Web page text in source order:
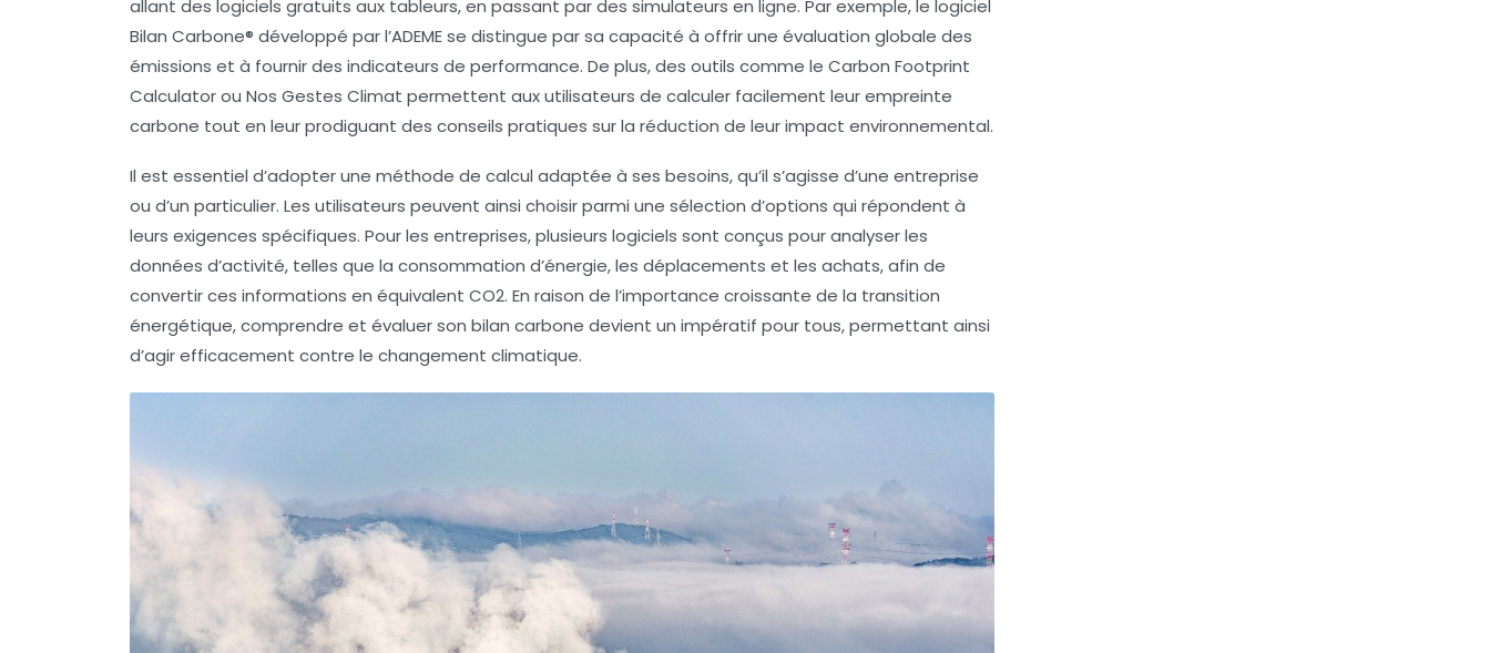
allant des logiciels gratuits aux tableurs, en passant par des simulateurs en ligne. Par exemple, le logiciel
Bilan Carbone® développé par l’ADEME se distingue par sa capacité à offrir une évaluation globale des
émissions et à fournir des indicateurs de performance. De plus, des outils comme le Carbon Footprint
Calculatorou Nos Gestes Climat permettent aux utilisateurs de calculer facilement leur empreinte
carbone tout en leur prodiguant des conseils pratiques sur la réduction de leur impact environnemental.
Il est essentiel d’adopter une méthode de calcul adaptée à ses besoins, qu’il s’agisse d’une entreprise
ou d’un particulier. Les utilisateurs peuvent ainsi choisir parmi une sélection d’options qui répondent à
leurs exigences spécifiques. Pour les entreprises, plusieurs logiciels sont conçus pour analyser les
données d’activité, telles que la consommation d’énergie, les déplacements et les achats, afin de
convertir ces informations en équivalent CO2. En raison de l’importance croissante de la transition
énergétique, comprendre et évaluer son bilan carbone devient un impératif pour tous, permettant ainsi
d’agir efficacement contre le changement climatique.